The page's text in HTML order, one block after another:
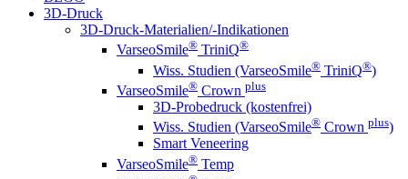
3D-Druck
3D-Druck-Materialien/-Indikationen
VarseoSmile® TriniQ®
Wiss. Studien (VarseoSmile® TriniQ®)
VarseoSmile® Crown plus
3D-Probedruck (kostenfrei)
Wiss. Studien (VarseoSmile® Crown plus)
Smart Veneering
VarseoSmile® Temp